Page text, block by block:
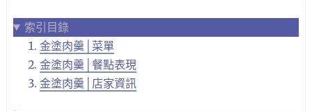
索引目錄
金塗肉羹│菜單
金塗肉羹│餐點表現
金塗肉羹│店家資訊